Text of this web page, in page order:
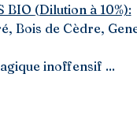
BIO (Dilution à 10%):
Bois de Cèdre,
inoffensif ...